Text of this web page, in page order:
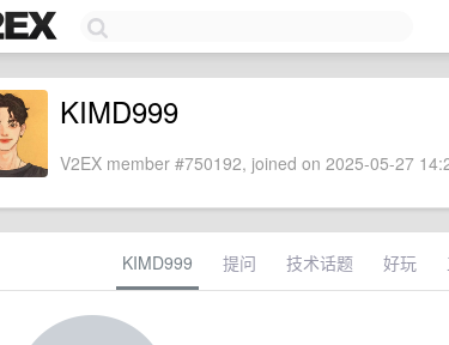
KIMD999
V2EX member #750192, joined on 2025-05-27
KIMD999 提问 技术话题 好玩